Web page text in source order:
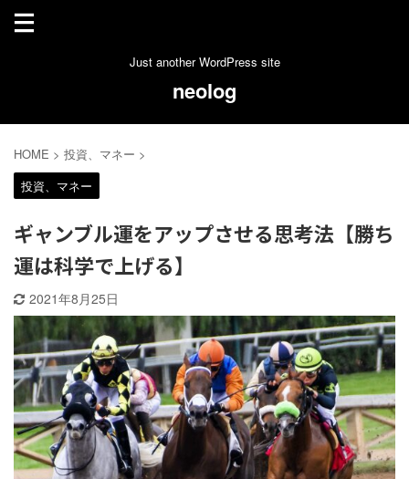
Just another WordPress site
neolog
HOME > 投資、マネー >
投資、マネー
ギャンブル運をアップさせる思考法【勝ち
運は科学で上げる】
2021年8月25日